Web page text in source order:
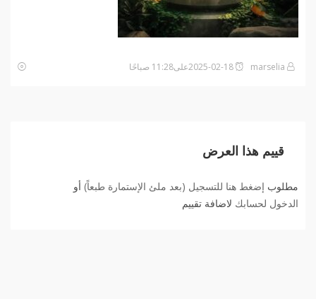
قييم هذا العرض
مطلوب إضغط هنا للتسجيل (بعد ملئ الإستمارة طبعاً) أو
الدخول لحسابك لاضافة تقييم